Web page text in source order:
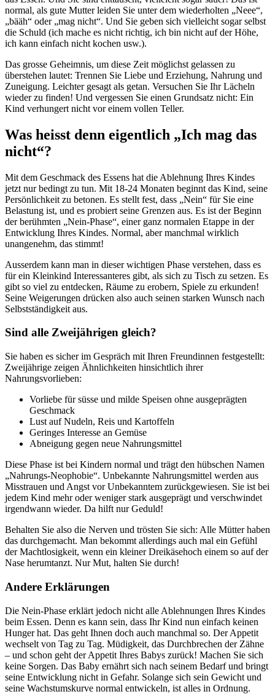
normal, als gute Mutter leiden Sie unter dem wiederholten „Neee“,
„bääh“ oder „mag nicht“. Und Sie geben sich vielleicht sogar selbst
die Schuld (ich mache es nicht richtig, ich bin nicht auf der Höhe,
ich kann einfach nicht kochen usw.).
Das grosse Geheimnis, um diese Zeit möglichst gelassen zu
überstehen lautet: Trennen Sie Liebe und Erziehung, Nahrung und
Zuneigung. Leichter gesagt als getan. Versuchen Sie Ihr Lächeln
wieder zu finden! Und vergessen Sie einen Grundsatz nicht: Ein
Kind verhungert nicht vor einem vollen Teller.
Was heisst denn eigentlich „Ich mag das
nicht“?
Mit dem Geschmack des Essens hat die Ablehnung Ihres Kindes
jetzt nur bedingt zu tun. Mit 18-24 Monaten beginnt das Kind, seine
Persönlichkeit zu betonen. Es stellt fest, dass „Nein“ für Sie eine
Belastung ist, und es probiert seine Grenzen aus. Es ist der Beginn
der berühmten „Nein-Phase“, einer ganz normalen Etappe in der
Entwicklung Ihres Kindes. Normal, aber manchmal wirklich
unangenehm, das stimmt!
Ausserdem kann man in dieser wichtigen Phase verstehen, dass es
für ein Kleinkind Interessanteres gibt, als sich zu Tisch zu setzen. Es
gibt so viel zu entdecken, Räume zu erobern, Spiele zu erkunden!
Seine Weigerungen drücken also auch seinen starken Wunsch nach
Selbstständigkeit aus.
Sind alle Zweijährigen gleich?
Sie haben es sicher im Gespräch mit Ihren Freundinnen festgestellt:
Zweijährige zeigen Ähnlichkeiten hinsichtlich ihrer
Nahrungsvorlieben:
Vorliebe für süsse und milde Speisen ohne ausgeprägten
Geschmack
Lust auf Nudeln, Reis und Kartoffeln
Geringes Interesse an Gemüse
Abneigung gegen neue Nahrungsmittel
Diese Phase ist bei Kindern normal und trägt den hübschen Namen
„Nahrungs-Neophobie“. Unbekannte Nahrungsmittel werden aus
Misstrauen und Angst vor Unbekanntem zurückgewiesen. Sie ist bei
jedem Kind mehr oder weniger stark ausgeprägt und verschwindet
irgendwann wieder. Da hilft nur Geduld!
Behalten Sie also die Nerven und trösten Sie sich: Alle Mütter haben
das durchgemacht. Man bekommt allerdings auch mal ein Gefühl
der Machtlosigkeit, wenn ein kleiner Dreikäsehoch einem so auf der
Nase herumtanzt. Nur Mut, halten Sie durch!
Andere Erklärungen
Die Nein-Phase erklärt jedoch nicht alle Ablehnungen Ihres Kindes
beim Essen. Denn es kann sein, dass Ihr Kind nun einfach keinen
Hunger hat. Das geht Ihnen doch auch manchmal so. Der Appetit
wechselt von Tag zu Tag. Müdigkeit, das Durchbrechen der Zähne
– und schon geht der Appetit Ihres Babys zurück! Machen Sie sich
keine Sorgen. Das Baby ernährt sich nach seinem Bedarf und bringt
seine Entwicklung nicht in Gefahr. Solange sich sein Gewicht und
seine Wachstumskurve normal entwickeln, ist alles in Ordnung.